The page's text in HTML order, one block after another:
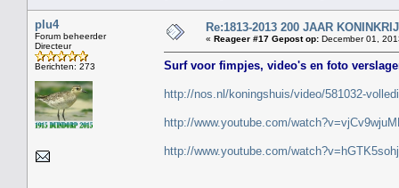
plu4
Forum beheerder
Directeur
Berichten: 273
Re:1813-2013 200 JAAR
« Reageer #17 Gepost op: December 01,
Surf voor fimpjes, video's en foto
http://nos.nl/koningshuis/video/581032-
http://www.youtube.com/
http://www.youtube.com/